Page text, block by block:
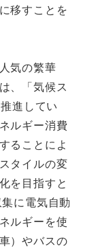
移すことを
気の繁華
、「気候ス
進してい
ルギー消費
ることによ
タイルの変
を目指すと
に電気自動
ルギーを使
）やバスの